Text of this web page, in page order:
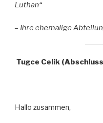
Luthan“
– Ihre ehemalige
Tugce Celik
Hallo zusammen,